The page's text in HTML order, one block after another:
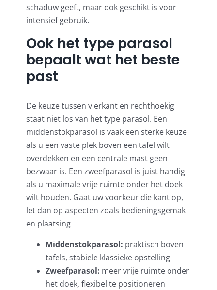
schaduw geeft, maar ook geschikt is voor
intensief gebruik.
Ook het type parasol
bepaalt wat het beste
past
De keuze tussen vierkant en rechthoekig
staat niet los van het type parasol. Een
middenstokparasol is vaak een sterke keuze
als u een vaste plek boven een tafel wilt
overdekken en een centrale mast geen
bezwaar is. Een zweefparasol is juist handig
als u maximale vrije ruimte onder het doek
wilt houden. Gaat uw voorkeur die kant op,
let dan op aspecten zoals bedieningsgemak
en plaatsing.
Middenstokparasol: praktisch boven
tafels, stabiele klassieke opstelling
Zweefparasol: meer vrije ruimte onder
het doek, flexibel te positioneren